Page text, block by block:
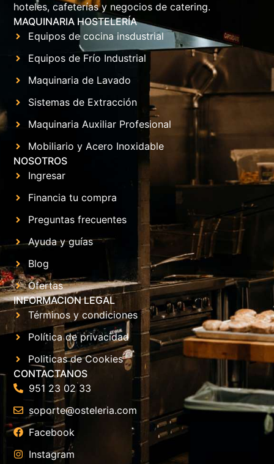
hoteles, cafeterías y negocios de catering.
MAQUINARIA HOSTELERÍA
Equipos de cocina insdustrial
Equipos de Frío Industrial
Maquinaria de Lavado
Sistemas de Extracción
Maquinaria Auxiliar Profesional
Mobiliario y Acero Inoxidable
NOSOTROS
Ingresar
Financia tu compra
Preguntas frecuentes
Ayuda y guías
Blog
Ofertas
INFORMACION LEGAL
Términos y condiciones
Política de privacidad
Politicas de Cookies
CONTACTANOS
951 23 02 33
soporte@osteleria.com
Facebook
Instagram